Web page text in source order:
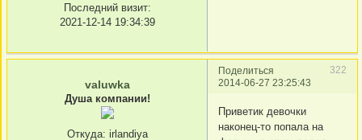
Последний визит:
2021-12-14 19:34:39
Поделиться
322
2014-06-27 23:25:43
valuwka
Душа компании!
Откуда: irlandiya
Приветик девочки
наконец-то попала на